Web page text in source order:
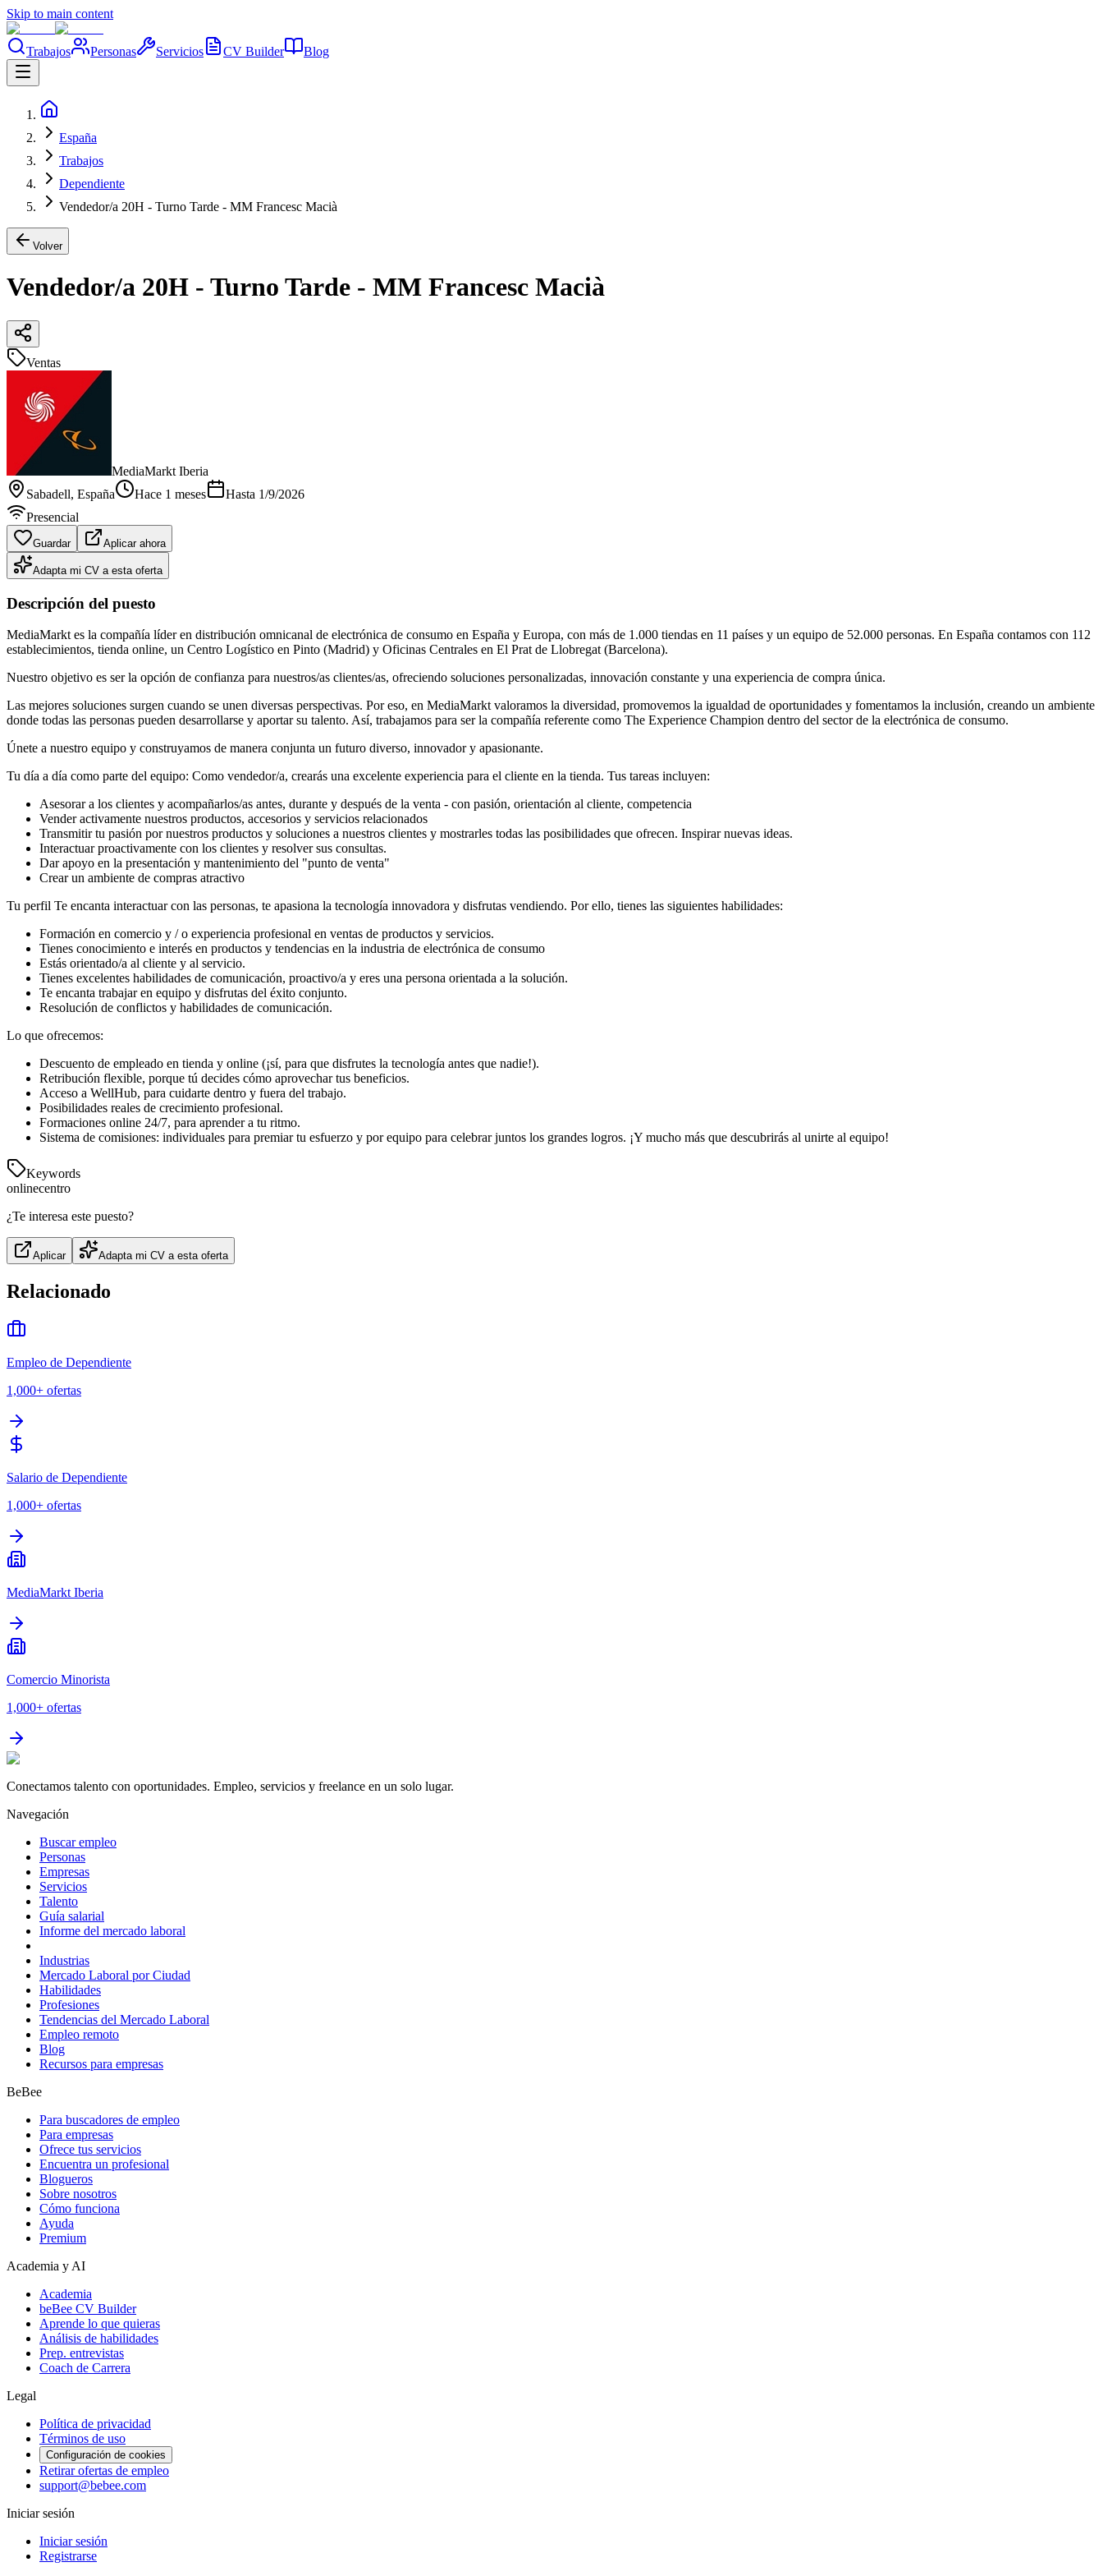
Skip to main content
Trabajos Personas Servicios CV Builder Blog
España
Trabajos
Dependiente
Vendedor/a 20H - Turno Tarde - MM Francesc Macià
Volver
Vendedor/a 20H - Turno Tarde - MM Francesc Macià
Ventas
MediaMarkt Iberia
Sabadell, España Hace 1 meses Hasta 1/9/2026
Presencial
Guardar Aplicar ahora
Adapta mi CV a esta oferta
Descripción del puesto
MediaMarkt es la compañía líder en distribución omnicanal de electrónica de consumo en España y Europa, con más de 1.000 tiendas en 11 países y un equipo de 52.000 personas. En España contamos con 112
establecimientos, tienda online, un Centro Logístico en Pinto (Madrid) y Oficinas Centrales en El Prat de Llobregat (Barcelona).
Nuestro objetivo es ser la opción de confianza para nuestros/as clientes/as, ofreciendo soluciones personalizadas, innovación constante y una experiencia de compra única.
Las mejores soluciones surgen cuando se unen diversas perspectivas. Por eso, en MediaMarkt valoramos la diversidad, promovemos la igualdad de oportunidades y fomentamos la inclusión, creando un ambiente
donde todas las personas pueden desarrollarse y aportar su talento. Así, trabajamos para ser la compañía referente como The Experience Champion dentro del sector de la electrónica de consumo.
Únete a nuestro equipo y construyamos de manera conjunta un futuro diverso, innovador y apasionante.
Tu día a día como parte del equipo: Como vendedor/a, crearás una excelente experiencia para el cliente en la tienda. Tus tareas incluyen:
Asesorar a los clientes y acompañarlos/as antes, durante y después de la venta - con pasión, orientación al cliente, competencia
Vender activamente nuestros productos, accesorios y servicios relacionados
Transmitir tu pasión por nuestros productos y soluciones a nuestros clientes y mostrarles todas las posibilidades que ofrecen. Inspirar nuevas ideas.
Interactuar proactivamente con los clientes y resolver sus consultas.
Dar apoyo en la presentación y mantenimiento del "punto de venta"
Crear un ambiente de compras atractivo
Tu perfil Te encanta interactuar con las personas, te apasiona la tecnología innovadora y disfrutas vendiendo. Por ello, tienes las siguientes habilidades:
Formación en comercio y / o experiencia profesional en ventas de productos y servicios.
Tienes conocimiento e interés en productos y tendencias en la industria de electrónica de consumo
Estás orientado/a al cliente y al servicio.
Tienes excelentes habilidades de comunicación, proactivo/a y eres una persona orientada a la solución.
Te encanta trabajar en equipo y disfrutas del éxito conjunto.
Resolución de conflictos y habilidades de comunicación.
Lo que ofrecemos:
Descuento de empleado en tienda y online (¡sí, para que disfrutes la tecnología antes que nadie!).
Retribución flexible, porque tú decides cómo aprovechar tus beneficios.
Acceso a WellHub, para cuidarte dentro y fuera del trabajo.
Posibilidades reales de crecimiento profesional.
Formaciones online 24/7, para aprender a tu ritmo.
Sistema de comisiones: individuales para premiar tu esfuerzo y por equipo para celebrar juntos los grandes logros. ¡Y mucho más que descubrirás al unirte al equipo!
Keywords
onlinecentro
¿Te interesa este puesto?
Aplicar Adapta mi CV a esta oferta
Relacionado
Empleo de Dependiente
1,000+ ofertas
Salario de Dependiente
1,000+ ofertas
MediaMarkt Iberia
Comercio Minorista
1,000+ ofertas
Conectamos talento con oportunidades. Empleo, servicios y freelance en un solo lugar.
Navegación
Buscar empleo
Personas
Empresas
Servicios
Talento
Guía salarial
Informe del mercado laboral
Industrias
Mercado Laboral por Ciudad
Habilidades
Profesiones
Tendencias del Mercado Laboral
Empleo remoto
Blog
Recursos para empresas
BeBee
Para buscadores de empleo
Para empresas
Ofrece tus servicios
Encuentra un profesional
Blogueros
Sobre nosotros
Cómo funciona
Ayuda
Premium
Academia y AI
Academia
beBee CV Builder
Aprende lo que quieras
Análisis de habilidades
Prep. entrevistas
Coach de Carrera
Legal
Política de privacidad
Términos de uso
Configuración de cookies
Retirar ofertas de empleo
support@bebee.com
Iniciar sesión
Iniciar sesión
Registrarse